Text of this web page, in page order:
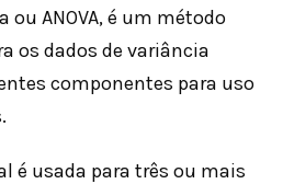
ou ANOVA, é um método
os dados de variância
componentes para uso
é usada para três ou mais